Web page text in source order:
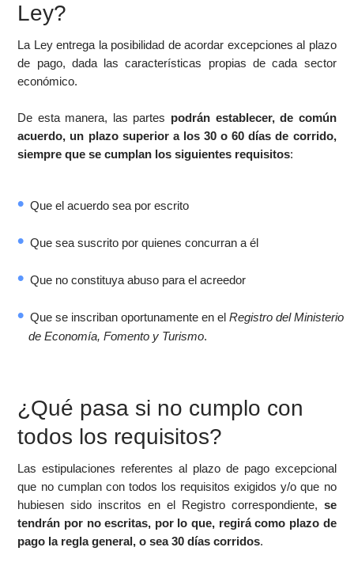
Ley?
La Ley entrega la posibilidad de acordar excepciones al plazo
de pago, dada las características propias de cada sector
económico.
De esta manera, las partes podrán establecer, de común
acuerdo, un plazo superior a los 30 o 60 días de corrido,
siempre que se cumplan los siguientes requisitos:
Que el acuerdo sea por escrito
Que sea suscrito por quienes concurran a él
Que no constituya abuso para el acreedor
Que se inscriban oportunamente en elRegistro del Ministerio
de Economía, Fomento y Turismo.
¿Qué pasa si no cumplo con
todos los requisitos?
Las estipulaciones referentes al plazo de pago excepcional
que no cumplan con todos los requisitos exigidos y/o que no
hubiesen sido inscritos en el Registro correspondiente, se
tendrán por no escritas, por lo que, regirá como plazo de
pago la regla general, o sea 30 días corridos.